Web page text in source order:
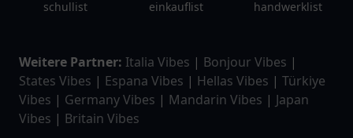
schullist einkauflist handwerklist
Weitere Partner: Italia Vibes | Bonjour Vibes |
States Vibes | Espana Vibes | Hellas Vibes | Türkiye
Vibes | Germany Vibes | Mandarin Vibes | Japan
Vibes | Britain Vibes